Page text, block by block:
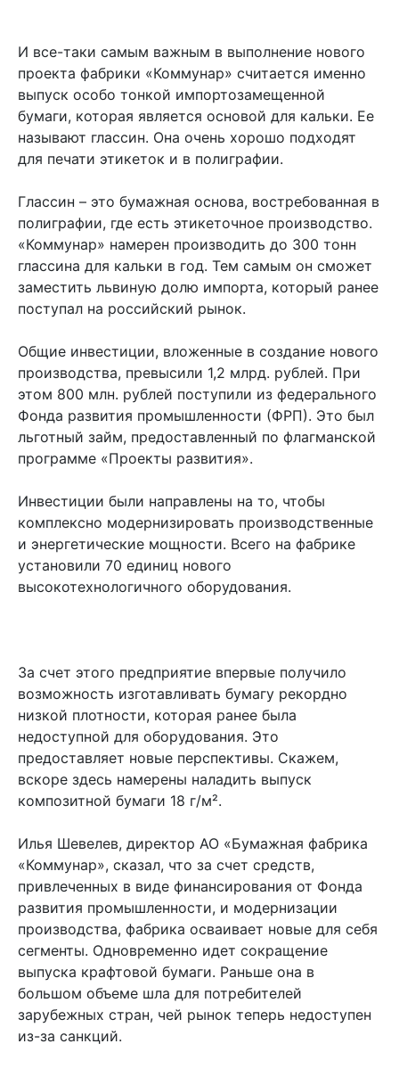
И все-таки самым важным в выполнение нового
проекта фабрики «Коммунар» считается именно
выпуск особо тонкой импортозамещенной
бумаги, которая является основой для кальки. Ее
называют глассин. Она очень хорошо подходят
для печати этикеток и в полиграфии.
Глассин – это бумажная основа, востребованная в
полиграфии, где есть этикеточное производство.
«Коммунар» намерен производить до 300 тонн
глассина для кальки в год. Тем самым он сможет
заместить львиную долю импорта, который ранее
поступал на российский рынок.
Общие инвестиции, вложенные в создание нового
производства, превысили 1,2 млрд. рублей. При
этом 800 млн. рублей поступили из федерального
Фонда развития промышленности (ФРП). Это был
льготный займ, предоставленный по флагманской
программе «Проекты развития».
Инвестиции были направлены на то, чтобы
комплексно модернизировать производственные
и энергетические мощности. Всего на фабрике
установили 70 единиц нового
высокотехнологичного оборудования.
За счет этого предприятие впервые получило
возможность изготавливать бумагу рекордно
низкой плотности, которая ранее была
недоступной для оборудования. Это
предоставляет новые перспективы. Скажем,
вскоре здесь намерены наладить выпуск
композитной бумаги 18 г/м².
Илья Шевелев, директор АО «Бумажная фабрика
«Коммунар», сказал, что за счет средств,
привлеченных в виде финансирования от Фонда
развития промышленности, и модернизации
производства, фабрика осваивает новые для себя
сегменты. Одновременно идет сокращение
выпуска крафтовой бумаги. Раньше она в
большом объеме шла для потребителей
зарубежных стран, чей рынок теперь недоступен
из-за санкций.